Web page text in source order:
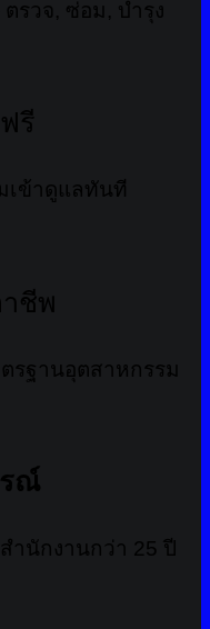
รวจ, ซ่อม, บำรุง
รี
เข้าดูแลทันที
ชีพ
รฐานอุตสาหกรรม
ณ์
ำนักงานกว่า 25 ปี